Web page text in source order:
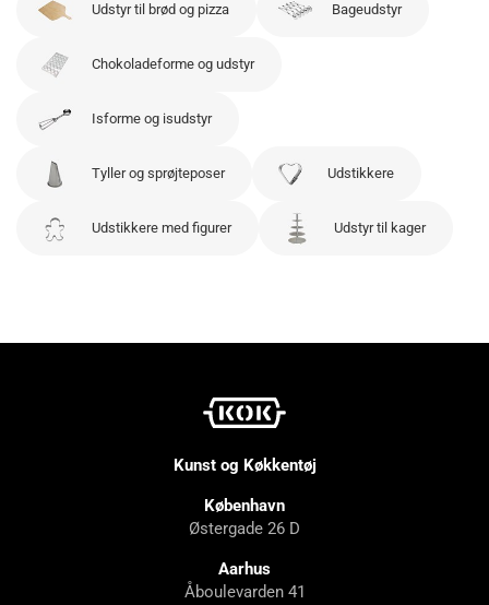
Udstyr til brød og pizza Bageudstyr
Chokoladeforme og udstyr
Isforme og isudstyr
Tyller og sprøjteposer Udstikkere
Udstikkere med figurer Udstyr til kager
Kunst og Køkkentøj
København
Østergade 26 D
Aarhus
Åboulevarden 41